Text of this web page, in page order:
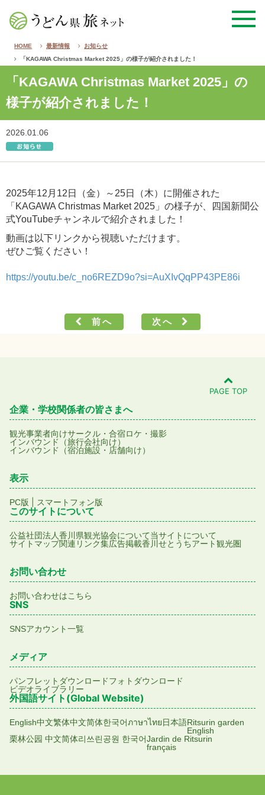
HOME 最新情報
お知らせ
「KAGAWA Christmas Market 2025」の様子が紹介されました！
「KAGAWA Christmas Market 2025」の
様子が紹介されました！
2026.01.06
2025年12月12日（金）～25日（木）に開催された
「KAGAWA Christmas Market 2025」の様子が、四国新聞公
式YouTubeチャンネルで紹介されました！
動画は以下リンクから視聴いただけます。
ぜひご覧ください！
https://youtu.be/c_no6REZD9o?si=AuXIvQqPP43PE86i
前へ 次へ
PAGE TOP
企業・学校関係者の皆さまへ
観光事業者向けサークル・合宿ロケ・撮影
インバウンド（旅行会社向け）
インバウンド（宿泊施設・店舗向け）
表示
PC版 スマートフォン版
このサイトについて
公益社団法人香川県観光協会について当サイトについて
サイトマップ関連リンク集広告掲載香川せとうちアート観光圏
お問い合わせ
お問い合わせはこちら
SNS
SNSアカウント一覧
メディア
パンフレットダウンロードフォトダウンロード
ビデオライブラリー
外国語サイト(Global Website)
English中文繁体中文简体한국어ภาษาไทย日本語Ritsurin garden
English
栗林公园 中文简体리쓰린공원 한국어Jardin de Ritsurin
français